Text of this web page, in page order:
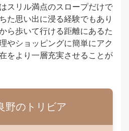
スリル満点のスロープだけで
た思い出に浸る経験でもあり
ら歩いて行ける距離にあるた
やショッピングに簡単にアク
をより一層充実させることが
野のトリビア